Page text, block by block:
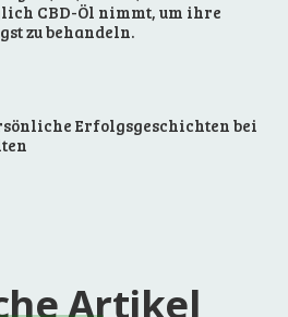
CBD-Öl nimmt, um ihre
zu behandeln.
Erfolgsgeschichten bei
Artikel